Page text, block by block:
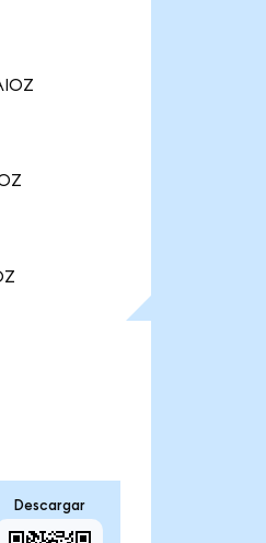
Descargar